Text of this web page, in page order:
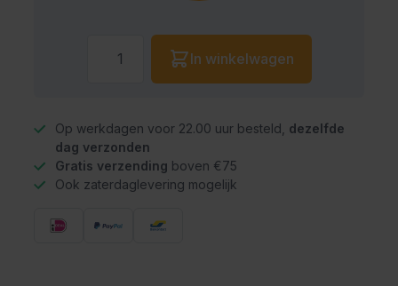
In winkelwagen
Op werkdagen voor 22.00 uur besteld, dezelfde
dag verzonden
Gratis verzending boven €75
Ook zaterdaglevering mogelijk